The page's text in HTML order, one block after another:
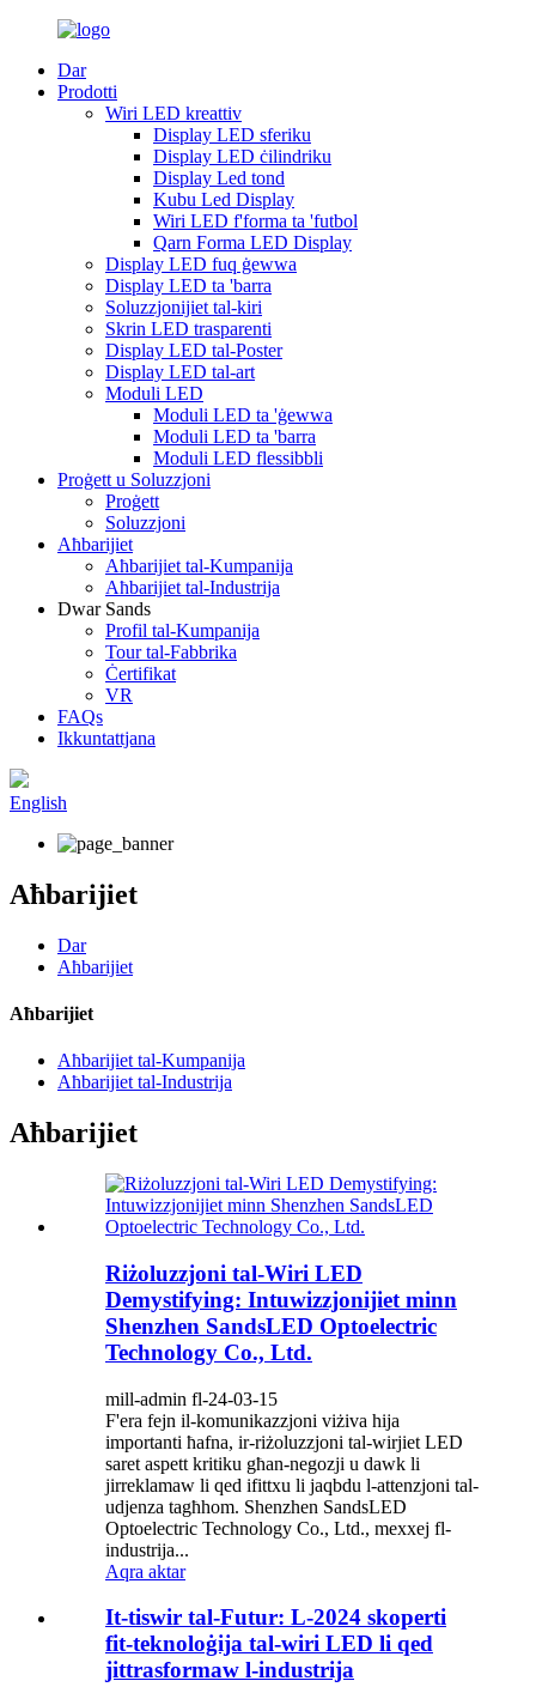
Dar
Prodotti
Wiri LED kreattiv
Display LED sferiku
Display LED ċilindriku
Display Led tond
Kubu Led Display
Wiri LED f'forma ta 'futbol
Qarn Forma LED Display
Display LED fuq ġewwa
Display LED ta 'barra
Soluzzjonijiet tal-kiri
Skrin LED trasparenti
Display LED tal-Poster
Display LED tal-art
Moduli LED
Moduli LED ta 'ġewwa
Moduli LED ta 'barra
Moduli LED flessibbli
Proġett u Soluzzjoni
Proġett
Soluzzjoni
Aħbarijiet
Aħbarijiet tal-Kumpanija
Aħbarijiet tal-Industrija
Dwar Sands
Profil tal-Kumpanija
Tour tal-Fabbrika
Ċertifikat
VR
FAQs
Ikkuntattjana
English
Aħbarijiet
Dar
Aħbarijiet
Aħbarijiet
Aħbarijiet tal-Kumpanija
Aħbarijiet tal-Industrija
Aħbarijiet
Riżoluzzjoni tal-Wiri LED
Demystifying: Intuwizzjonijiet minn
Shenzhen SandsLED Optoelectric
Technology Co., Ltd.
mill-admin fl-24-03-15
F'era fejn il-komunikazzjoni viżiva hija
importanti ħafna, ir-riżoluzzjoni tal-wirjiet LED
saret aspett kritiku għan-negozji u dawk li
jirreklamaw li qed ifittxu li jaqbdu l-attenzjoni tal-
udjenza tagħhom. Shenzhen SandsLED
Optoelectric Technology Co., Ltd., mexxej fl-
industrija...
Aqra aktar
It-tiswir tal-Futur: L-2024 skoperti
fit-teknoloġija tal-wiri LED li qed
jittrasformaw l-industrija